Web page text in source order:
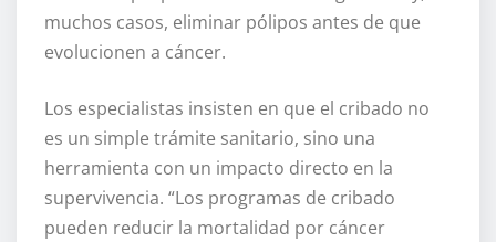
muchos casos, eliminar pólipos antes de que
evolucionen a cáncer.
Los especialistas insisten en que el cribado no
es un simple trámite sanitario, sino una
herramienta con un impacto directo en la
supervivencia. “Los programas de cribado
pueden reducir la mortalidad por cáncer